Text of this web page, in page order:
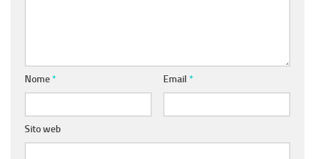
Nome* Email *
Sito web